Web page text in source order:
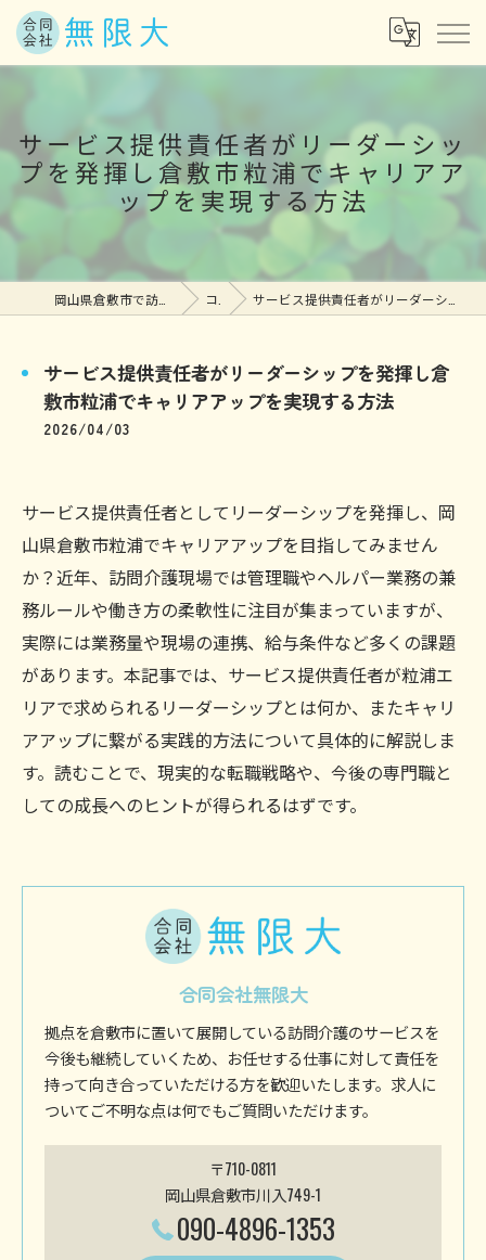
サービス提供責任者がリーダーシッ
プを発揮し倉敷市粒浦でキャリアア
ップを実現する方法
コラム サービス提供責任者がリーダーシップを発揮し倉敷市粒浦でキャリアアップを実現する方法
サービス提供責任者がリーダーシップを発揮し倉
敷市粒浦でキャリアアップを実現する方法
2026/04/03
サービス提供責任者としてリーダーシップを発揮し、岡
山県倉敷市粒浦でキャリアアップを目指してみません
か？近年、訪問介護現場では管理職やヘルパー業務の兼
務ルールや働き方の柔軟性に注目が集まっていますが、
実際には業務量や現場の連携、給与条件など多くの課題
があります。本記事では、サービス提供責任者が粒浦エ
リアで求められるリーダーシップとは何か、またキャリ
アアップに繋がる実践的方法について具体的に解説しま
す。読むことで、現実的な転職戦略や、今後の専門職と
しての成長へのヒントが得られるはずです。
合同会社無限大
拠点を倉敷市に置いて展開している訪問介護のサービスを
今後も継続していくため、お任せする仕事に対して責任を
持って向き合っていただける方を歓迎いたします。求人に
ついてご不明な点は何でもご質問いただけます。
〒710-0811
岡山県倉敷市川入749-1
090-4896-1353